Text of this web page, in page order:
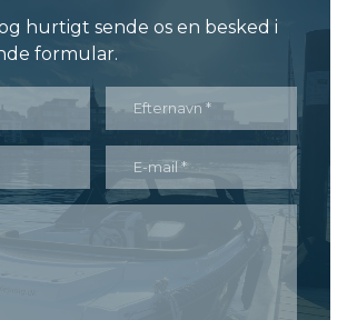
hurtigt sende os en besked i
formular.